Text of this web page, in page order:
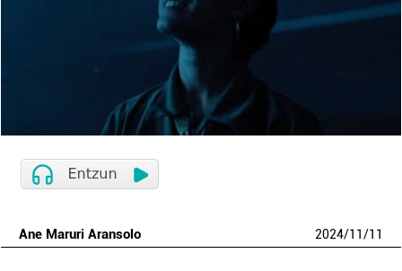
Ane Maruri Aransolo 2024/11/11